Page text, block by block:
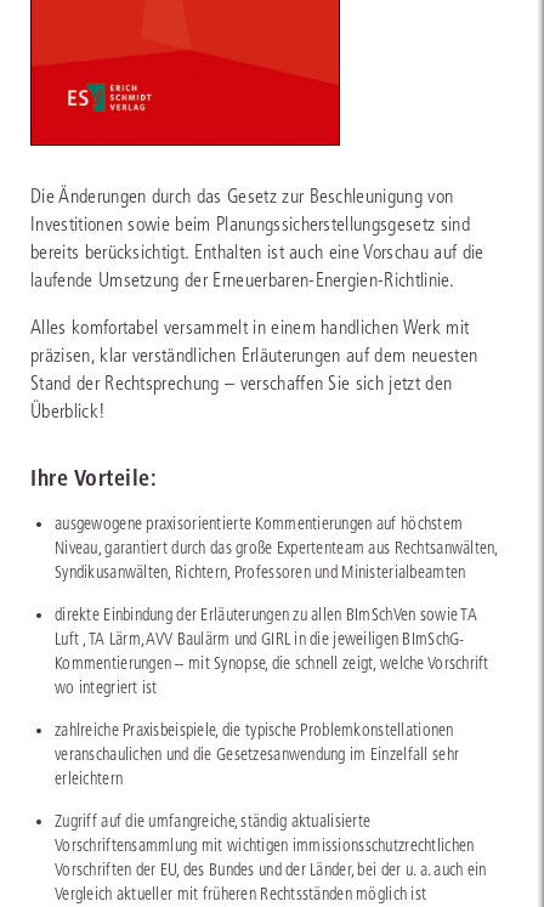
Die Änderungen durch das Gesetz zur Beschleunigung von
Investitionen sowie beim Planungssicherstellungsgesetz sind
bereits berücksichtigt. Enthalten ist auch eine Vorschau auf die
laufende Umsetzung der Erneuerbaren-Energien-Richtlinie.
Alles komfortabel versammelt in einem handlichen Werk mit
präzisen, klar verständlichen Erläuterungen auf dem neuesten
Stand der Rechtsprechung – verschaffen Sie sich jetzt den
Überblick!
Ihre Vorteile:
ausgewogene praxisorientierte Kommentierungen auf höchstem
Niveau, garantiert durch das große Expertenteam aus Rechtsanwälten,
Syndikusanwälten, Richtern, Professoren und Ministerialbeamten
direkte Einbindung der Erläuterungen zu allen BImSchVen sowie TA
Luft , TA Lärm, AVV Baulärm und GIRL in die jeweiligen BImSchG-
Kommentierungen – mit Synopse, die schnell zeigt, welche Vorschrift
wo integriert ist
zahlreiche Praxisbeispiele, die typische Problemkonstellationen
veranschaulichen und die Gesetzesanwendung im Einzelfall sehr
erleichtern
Zugriff auf die umfangreiche, ständig aktualisierte
Vorschriftensammlung mit wichtigen immissionsschutzrechtlichen
Vorschriften der EU, des Bundes und der Länder, bei der u. a. auch ein
Vergleich aktueller mit früheren Rechtsständen möglich ist